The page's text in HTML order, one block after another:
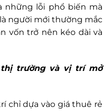
những lỗi phổ biến mà
người mới thường mắc
vốn trở nên kéo dài và
trường và vị trí mở
chỉ dựa vào giá thuê rẻ